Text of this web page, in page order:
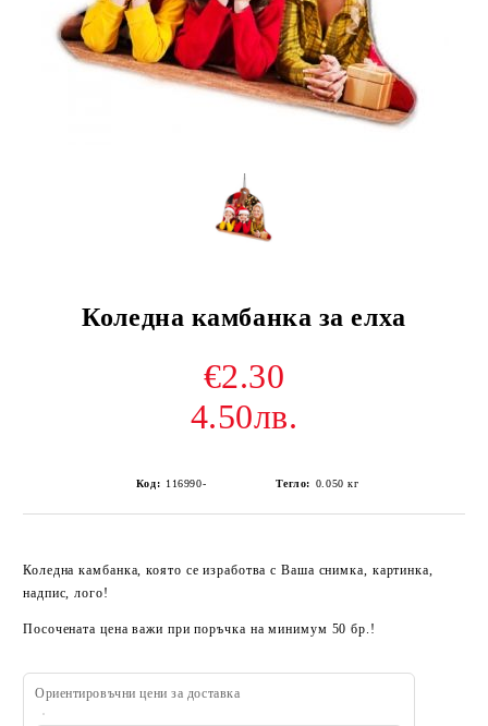
Коледна камбанка за елха
€2.30
4.50лв.
Код: 116990- Тегло: 0.050 кг
Коледна камбанка, която се изработва с Ваша снимка, картинка,
надпис, лого!
Посочената цена важи при поръчка на минимум 50 бр.!
Ориентировъчни цени за доставка